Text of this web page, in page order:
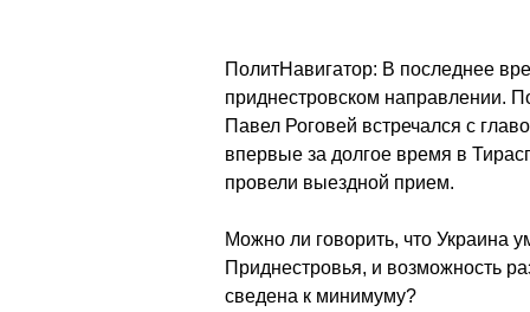
ПолитНавигатор: В последнее
приднестровском направлении.
Павел Роговей встречался с
впервые за долгое время в
провели выездной прием.
Можно ли говорить, что Украина
Приднестровья, и возможность
сведена к минимуму?